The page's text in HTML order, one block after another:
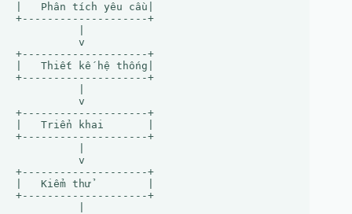
|   Phân tích yêu cầu|
+--------------------+
          v
+--------------------+
|   Thiết kế hệ thống|
+--------------------+
          v
+--------------------+
|   Triển khai       |
+--------------------+
          v
+--------------------+
|   Kiểm thử         |
+--------------------+